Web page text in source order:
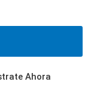
Ahora